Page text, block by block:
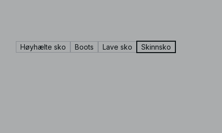
Høyhælte sko Boots Lave sko Skinnsko